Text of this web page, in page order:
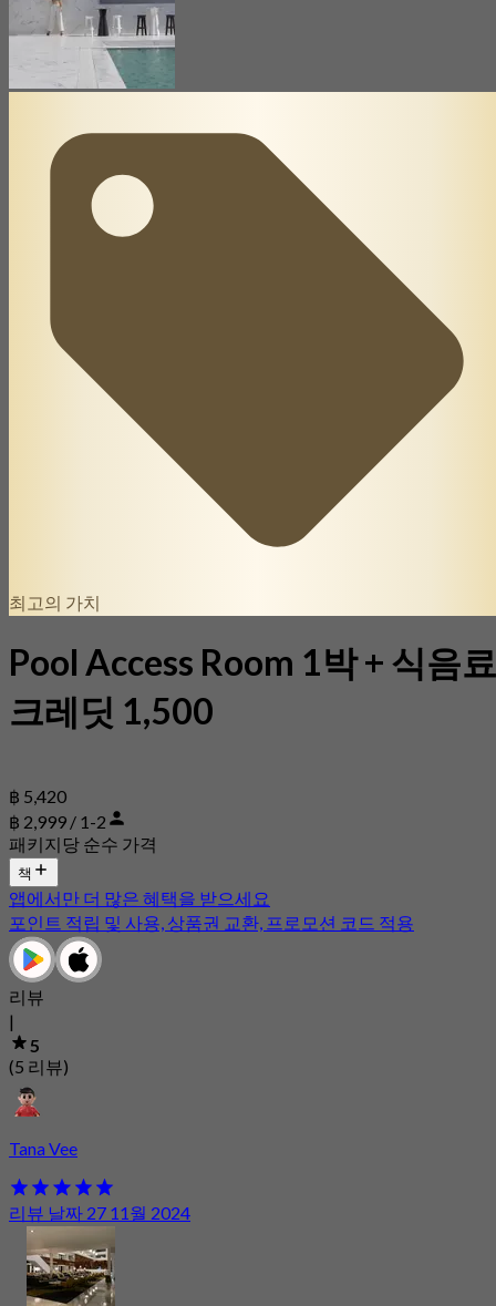
최고의 가치
Pool Access Room 1박 + 식음료
크레딧 1,500
฿ 5,420
฿ 2,999 / 1-2
패키지당 순수 가격
책
앱에서만 더 많은 혜택을 받으세요
포인트 적립 및 사용, 상품권 교환, 프로모션 코드 적용
리뷰
|
5
(5 리뷰)
Tana Vee
리뷰 날짜 27 11월 2024